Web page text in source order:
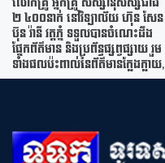
២ ៤០០នាក់ នៅវិទ្យាល័យ ហ៊ុន សែន
ប៊ុន រ៉ានី វត្តភ្នំ ទទួលបានចំណេះដឹង
ផ្នែកព័ត៌មាន និងប្រព័ន្ធផ្សព្វផ្សាយ រួម
ទាំងផលប៉ះពាល់នៃព័ត៌មានក្លែងក្លាយ,